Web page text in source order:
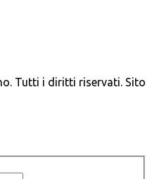
Tutti i diritti riservati. Sito